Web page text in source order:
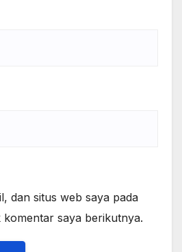
dan situs web saya pada
saya berikutnya.